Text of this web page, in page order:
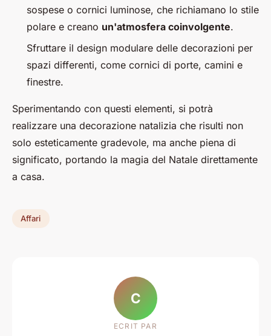
sospese o cornici luminose, che richiamano lo stile
polare e creano un'atmosfera coinvolgente.
Sfruttare il design modulare delle decorazioni per
spazi differenti, come cornici di porte, camini e
finestre.
Sperimentando con questi elementi, si potrà
realizzare una decorazione natalizia che risulti non
solo esteticamente gradevole, ma anche piena di
significato, portando la magia del Natale direttamente
a casa.
Affari
C
ECRIT PAR